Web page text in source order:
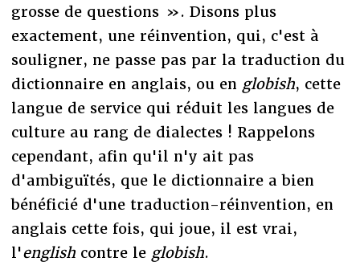
grosse de questions ». Disons plus
exactement, une réinvention, qui, c'est à
souligner, ne passe pas par la traduction du
dictionnaire en anglais, ou en globish, cette
langue de service qui réduit les langues de
culture au rang de dialectes ! Rappelons
cependant, afin qu'il n'y ait pas
d'ambiguïtés, que le dictionnaire a bien
bénéficié d'une traduction-réinvention, en
anglais cette fois, qui joue, il est vrai,
l'englishcontre le globish.